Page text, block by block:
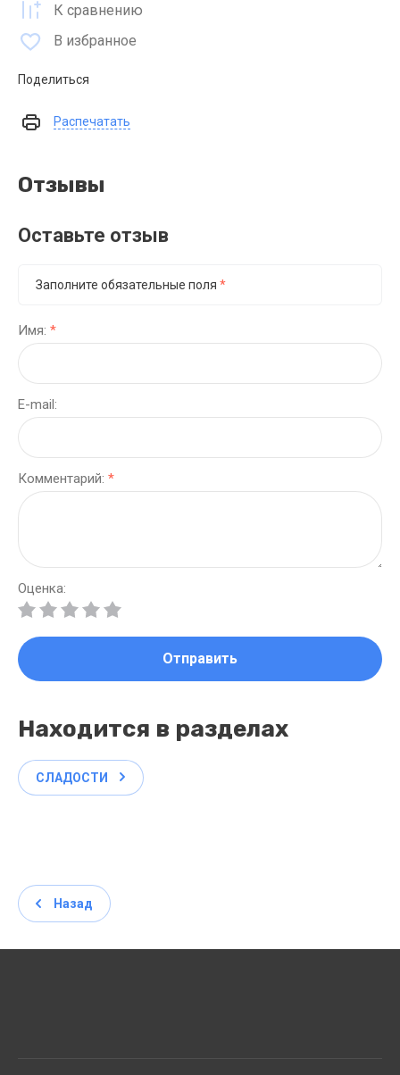
К сравнению
В избранное
Поделиться
Распечатать
Отзывы
Оставьте отзыв
Заполните обязательные поля *
Имя: *
E-mail:
Комментарий: *
Оценка:
Отправить
Находится в разделах
СЛАДОСТИ
Назад